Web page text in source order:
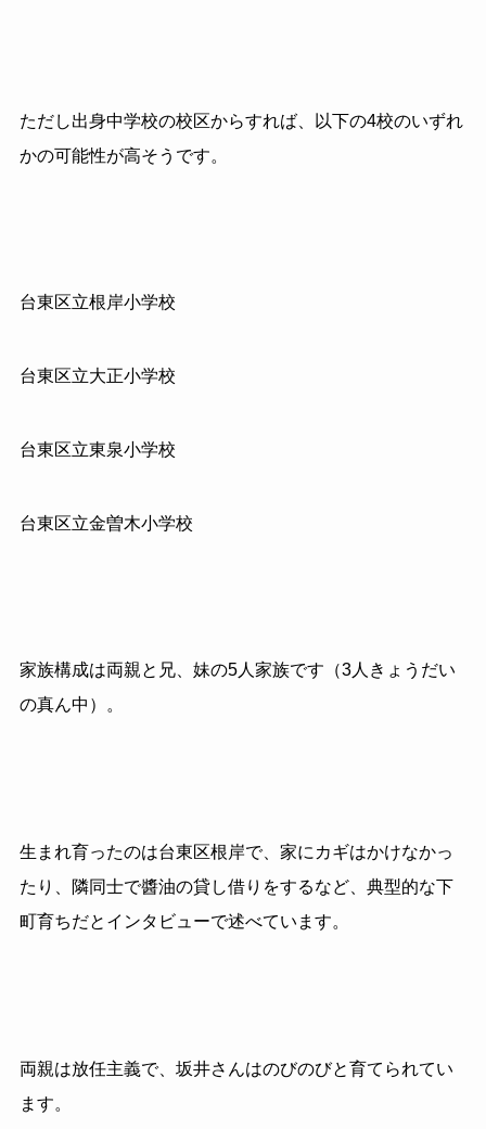
ただし出身中学校の校区からすれば、以下の4校のいずれ
かの可能性が高そうです。
台東区立根岸小学校
台東区立大正小学校
台東区立東泉小学校
台東区立金曽木小学校
家族構成は両親と兄、妹の5人家族です（3人きょうだい
の真ん中）。
生まれ育ったのは台東区根岸で、家にカギはかけなかっ
たり、隣同士で醬油の貸し借りをするなど、典型的な下
町育ちだとインタビューで述べています。
両親は放任主義で、坂井さんはのびのびと育てられてい
ます。